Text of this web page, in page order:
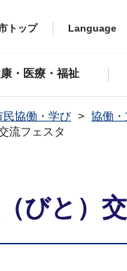
トップ Language
・医療・福祉
民協働・学び 協働・
流フェスタ
びと）